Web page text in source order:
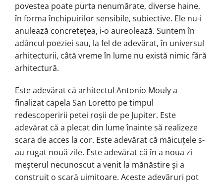
povestea poate purta nenumărate, diverse haine,
în forma închipuirilor sensibile, subiec­ti­ve. Ele nu-i
anulează concretețea, i-o aureolează. Suntem în
adâncul poeziei sau, la fel de adevărat, în universul
arhi­tecturii, câtă vreme în lume nu există nimic fără
arhitectură.
Este adevărat că arhitectul Antonio Mouly a
finalizat capela San Loretto pe timpul
redescoperirii petei roșii de pe Jupiter. Este
adevărat că a plecat din lu­me înainte să realizeze
scara de acces la cor. Este adevărat că măicuțele s-
au ru­gat nouă zile. Este adevărat că în a noua zi
meșterul necunoscut a venit la mănăs­ti­re și a
construit o scară uimitoare. Aceste adevăruri pot